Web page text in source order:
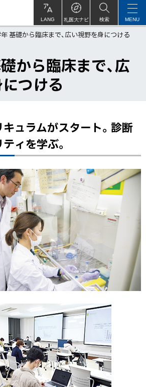
LANG 札医大ナビ
サ
イ
ト
内
検索 MENU
基礎から臨床まで、広い視野を身につける
から臨床まで、広
つける
ュラムがスタート。診断
ィを学ぶ。